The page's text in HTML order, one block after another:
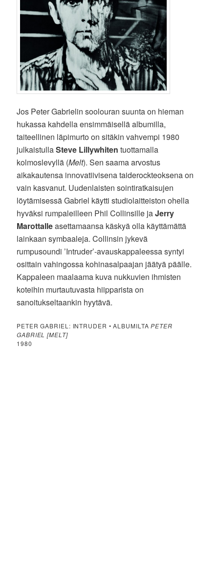
Jos Peter Gabrielin soolouran suunta on hieman
hukassa kahdella ensimmäisellä albumilla,
taiteellinen läpimurto on sitäkin vahvempi 1980
julkaistullaSteve Lillywhiten tuottamalla
kolmoslevyllä (Melt). Sen saama arvostus
aikakautensa innovatiivisena taiderockteoksena on
vain kasvanut. Uudenlaisten sointiratkaisujen
löytämisessä Gabriel käytti studiolaitteiston ohella
hyväksi rumpaleilleen Phil Collinsille jaJerry
Marottalleasettamaansa käskyä olla käyttämättä
lainkaan symbaaleja. Collinsin jykevä
rumpusoundi ’Intruder’-avauskappaleessa syntyi
osittain vahingossa kohinasalpaajan jäätyä päälle.
Kappaleen maalaama kuva nukkuvien ihmisten
koteihin murtautuvasta hiipparista on
sanoitukseltaankin hyytävä.
PETER GABRIEL: INTRUDER • ALBUMILTAPETER
GABRIEL [MELT]
1980